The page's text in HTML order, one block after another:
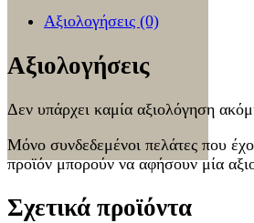
Αξιολογήσεις (0)
Αξιολογήσεις
Δεν υπάρχει καμία αξιολόγηση
Μόνο συνδεδεμένοι πελάτες που
προϊόν μπορούν να αφήσουν μία
Σχετικά προϊόντα